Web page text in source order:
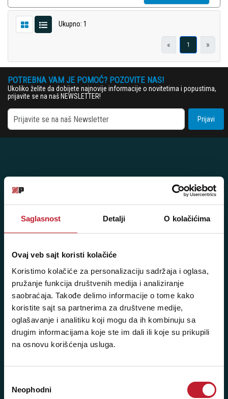
Saglasnost Detalji O kolačićima
Ovaj veb sajt koristi kolačiće
Koristimo kolačiće za personalizaciju sadržaja i oglasa,
pružanje funkcija društvenih medija i analiziranje
saobraćaja. Takođe delimo informacije o tome kako
koristite sajt sa partnerima za društvene medije,
oglašavanje i analitiku koji mogu da ih kombinuju sa
drugim informacijama koje ste im dali ili koje su prikupili
na osnovu korišćenja usluga.
сагласности
Neophodni
Ukupno: 1
« 1 »
POTREBNA VAM JE POMOĆ? POZOVITE NAS!
Ukoliko želite da dobijete najnovije informacije o novitetima i popustima,
prijavite se na naš NEWSLETTER!
Prijavi
Posetite nas: Svetogorska 9,
Pišite nam: info@player.rs
Pozovite nas: +381 11 33-47-615
060/6470116
NAŠE PRODAVNICE
Beograd - Svetogorska 9
Telefoni:
+381 11 3347 442